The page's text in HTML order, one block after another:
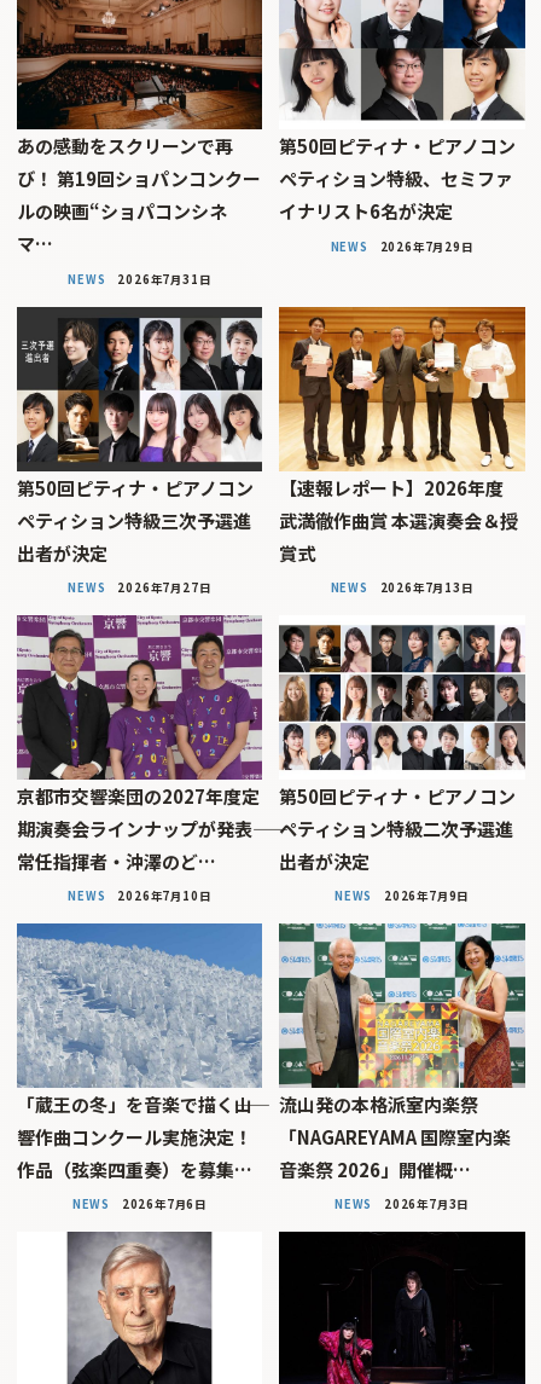
あの感動をスクリーンで再
び！ 第19回ショパンコンクー
ルの映画“ショパコンシネ
マ…
NEWS 2026年7月31日
第50回ピティナ・ピアノコン
ペティション特級、セミファ
イナリスト6名が決定
NEWS 2026年7月29日
第50回ピティナ・ピアノコン
ペティション特級三次予選進
出者が決定
NEWS 2026年7月27日
【速報レポート】2026年度
武満徹作曲賞 本選演奏会＆授
賞式
NEWS 2026年7月13日
京都市交響楽団の2027年度定
期演奏会ラインナップが発表――
常任指揮者・沖澤のど…
NEWS 2026年7月10日
第50回ピティナ・ピアノコン
ペティション特級二次予選進
出者が決定
NEWS 2026年7月9日
「蔵王の冬」を音楽で描く――山
響作曲コンクール実施決定！
作品（弦楽四重奏）を募集…
NEWS 2026年7月6日
流山発の本格派室内楽祭
「NAGAREYAMA 国際室内楽
音楽祭 2026」開催概…
NEWS 2026年7月3日